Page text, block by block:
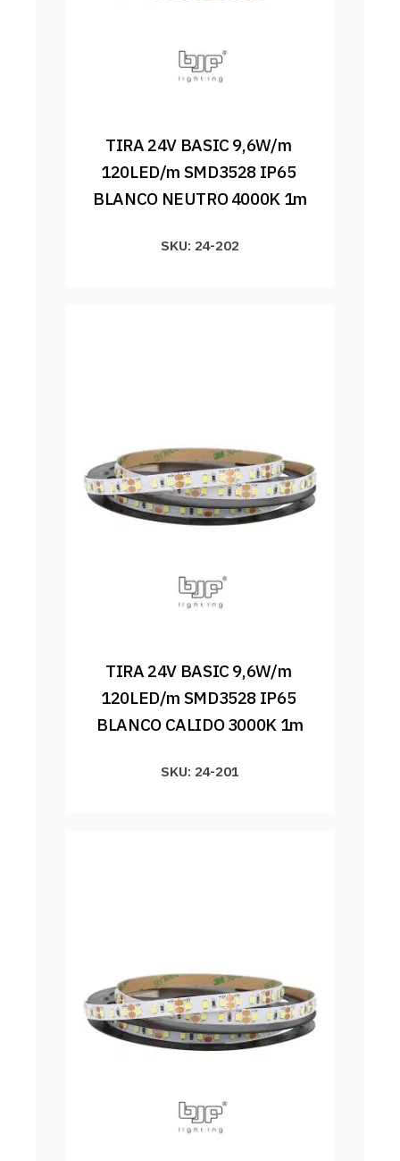
TIRA 24V BASIC 9,6W/m
120LED/m SMD3528 IP65
BLANCO NEUTRO 4000K 1m
SKU: 24-202
TIRA 24V BASIC 9,6W/m
120LED/m SMD3528 IP65
BLANCO CALIDO 3000K 1m
SKU: 24-201